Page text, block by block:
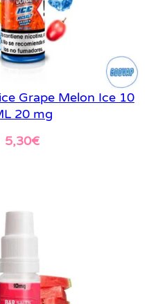
Grape Melon Ice 10
20 mg
5,30€